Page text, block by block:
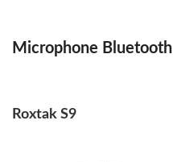
Microphone Bluetooth
Roxtak S9